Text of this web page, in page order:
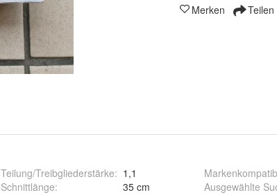
Merken Teilen
Teilung/Treibgliederstärke: 1,1
Schnittlänge: 35 cm
Ausgewählte